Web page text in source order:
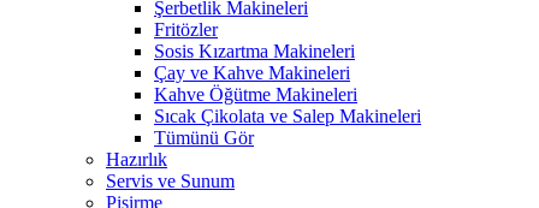
Şerbetlik Makineleri
Fritözler
Sosis Kızartma Makineleri
Çay ve Kahve Makineleri
Kahve Öğütme Makineleri
Sıcak Çikolata ve Salep Makineleri
Tümünü Gör
Hazırlık
Servis ve Sunum
Pişirme